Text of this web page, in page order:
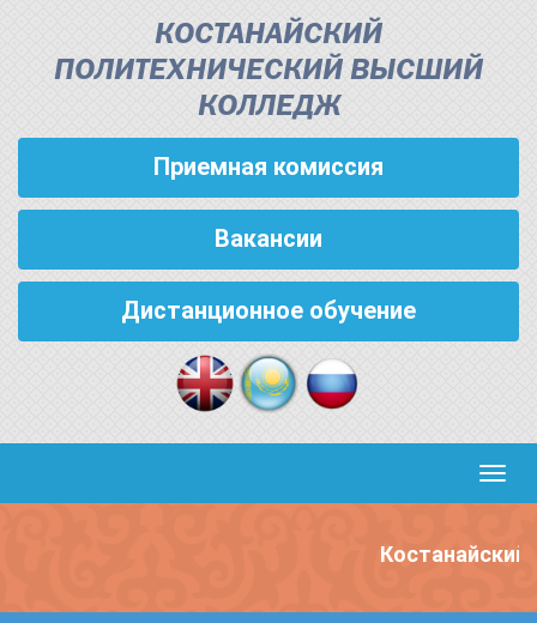
КОСТАНАЙСКИЙ
ПОЛИТЕХНИЧЕСКИЙ ВЫСШИЙ
КОЛЛЕДЖ
Приемная комиссия
Вакансии
Дистанционное обучение